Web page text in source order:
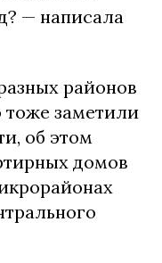
— написала
районов
тоже заметили
об этом
домов